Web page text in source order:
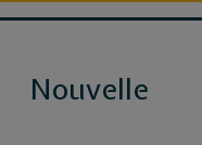
Nouvelle